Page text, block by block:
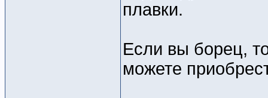
плавки.
Если вы борец,
можете